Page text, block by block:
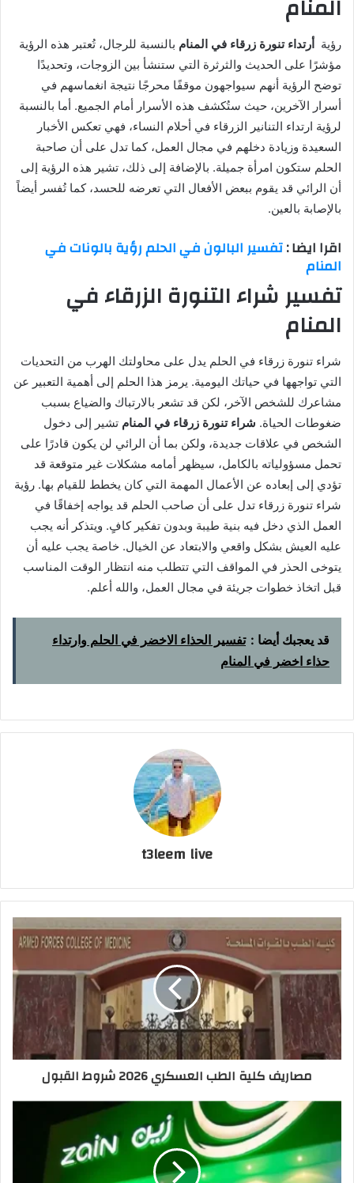
المنام
رؤية أرتداء تنورة زرقاء في المنام بالنسبة للرجال، تُعتبر هذه الرؤية
مؤشرًا على الحديث والثرثرة التي ستنشأ بين الزوجات، وتحديدًا
توضح الرؤية أنهم سيواجهون موقفًا محرجًا نتيجة انغماسهم في
أسرار الآخرين، حيث ستُكشف هذه الأسرار أمام الجميع. أما بالنسبة
لرؤية ارتداء التنانير الزرقاء في أحلام النساء، فهي تعكس الأخبار
السعيدة وزيادة دخلهم في مجال العمل، كما تدل على أن صاحبة
الحلم ستكون امرأة جميلة. بالإضافة إلى ذلك، تشير هذه الرؤية إلى
أن الرائي قد يقوم ببعض الأفعال التي تعرضه للحسد، كما تُفسر أيضاً
بالإصابة بالعين.
اقرا ايضا :تفسير البالون في الحلم رؤية بالونات في
المنام
تفسير شراء التنورة الزرقاء في
المنام
شراء تنورة زرقاء في الحلم يدل على محاولتك الهرب من التحديات
التي تواجهها في حياتك اليومية. يرمز هذا الحلم إلى أهمية التعبير عن
مشاعرك للشخص الآخر، لكن قد تشعر بالارتباك والضياع بسبب
ضغوطات الحياة. شراء تنورة زرقاء في المنام تشير إلى دخول
الشخص في علاقات جديدة، ولكن بما أن الرائي لن يكون قادرًا على
تحمل مسؤولياته بالكامل، سيظهر أمامه مشكلات غير متوقعة قد
تؤدي إلى إبعاده عن الأعمال المهمة التي كان يخطط للقيام بها. رؤية
شراء تنورة زرقاء تدل على أن صاحب الحلم قد يواجه إخفاقًا في
العمل الذي دخل فيه بنية طيبة وبدون تفكير كافٍ. ويتذكر أنه يجب
عليه العيش بشكل واقعي والابتعاد عن الخيال. خاصة يجب عليه أن
يتوخى الحذر في المواقف التي تتطلب منه انتظار الوقت المناسب
قبل اتخاذ خطوات جريئة في مجال العمل، والله أعلم.
قد يعجبك أيضا : تفسير الحذاء الاخضر في الحلم وارتداء
حذاء اخضر في المنام
t3leem live
مصاريف كلية الطب العسكري 2026 شروط القبول